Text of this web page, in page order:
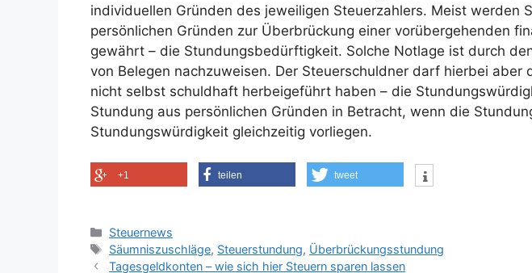
individuellen Gründen des jeweiligen Steuerzahlers. Meist werden
persönlichen Gründen zur Überbrückung einer vorübergehenden
gewährt – die Stundungsbedürftigkeit. Solche Notlage ist durch
von Belegen nachzuweisen. Der Steuerschuldner darf hierbei aber
nicht selbst schuldhaft herbeigeführt haben – die
Stundung aus persönlichen Gründen in Betracht, wenn die
Stundungswürdigkeit gleichzeitig vorliegen.
+1 teilen tweet
Kategorien
Steuernews
Schlagwörter
Säumniszuschläge, Steuerstundung, Überbrückungsstundung
Tagesgeldkonten – wie sich hier Steuern sparen lassen